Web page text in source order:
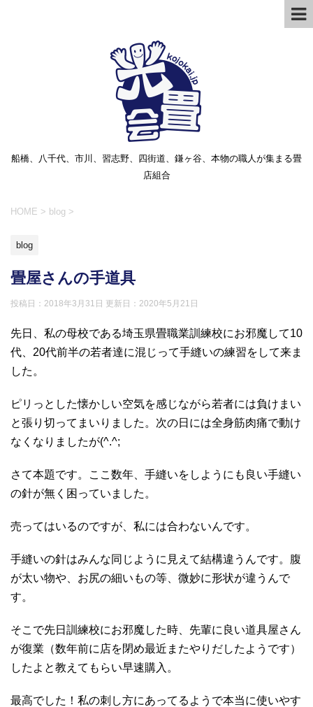
船橋、八千代、市川、習志野、四街道、鎌ヶ谷、本物の職人が集まる畳
店組合
HOME > blog >
blog
畳屋さんの手道具
投稿日：2018年3月31日 更新日： 2020年5月21日
先日、私の母校である埼玉県畳職業訓練校にお邪魔して10
代、20代前半の若者達に混じって手縫いの練習をして来ま
した。
ピリっとした懐かしい空気を感じながら若者には負けまい
と張り切ってまいりました。次の日には全身筋肉痛で動け
なくなりましたが(^.^;
さて本題です。ここ数年、手縫いをしようにも良い手縫い
の針が無く困っていました。
売ってはいるのですが、私には合わないんです。
手縫いの針はみんな同じように見えて結構違うんです。腹
が太い物や、お尻の細いもの等、微妙に形状が違うんで
す。
そこで先日訓練校にお邪魔した時、先輩に良い道具屋さん
が復業（数年前に店を閉め最近またやりだしたようです）
したよと教えてもらい早速購入。
最高でした！私の刺し方にあってるようで本当に使いやす